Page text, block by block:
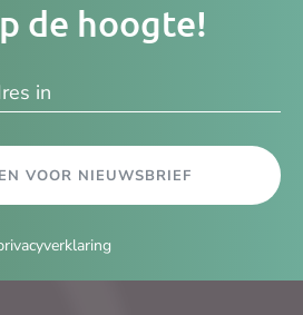
de hoogte!
VOOR NIEUWSBRIEF